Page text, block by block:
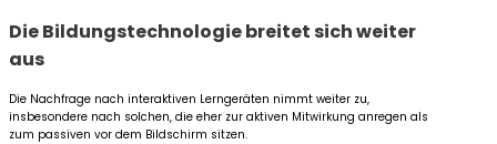
Die Bildungstechnologie breitet sich weiter
aus
Die Nachfrage nach interaktiven Lerngeräten nimmt weiter zu,
insbesondere nach solchen, die eher zur aktiven Mitwirkung anregen als
zum passiven vor dem Bildschirm sitzen.